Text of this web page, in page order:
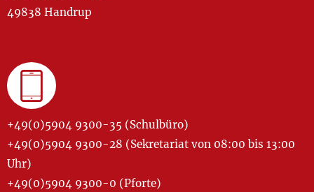
49838 Handrup
+49(0)5904 9300-35 (Schulbüro)
+49(0)5904 9300-28 (Sekretariat von 08:00 bis 13:00
Uhr)
+49(0)5904 9300-0 (Pforte)